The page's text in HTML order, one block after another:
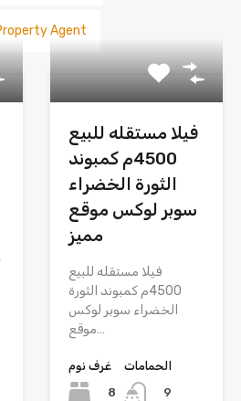
Agent
فيلا مستقله للبيع
4500م كمبوند
الثورة الخضراء
سوبر لوكس موقع
مميز
فيلا مستقله للبيع
4500م كمبوند الثورة
الخضراء سوبر لوكس
موقع…
غرف نوم
8
الحمامات
9